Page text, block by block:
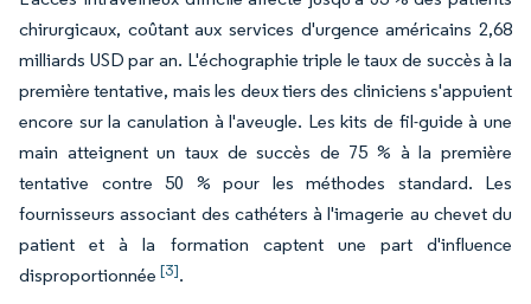
chirurgicaux, coûtant aux services d'urgence américains 2,68
milliards USD par an. L'échographie triple le taux de succès à la
première tentative, mais les deux tiers des cliniciens s'appuient
encore sur la canulation à l'aveugle. Les kits de fil-guide à une
main atteignent un taux de succès de 75 % à la première
tentative contre 50 % pour les méthodes standard. Les
fournisseurs associant des cathéters à l'imagerie au chevet du
patient et à la formation captent une part d'influence
disproportionnée [3].